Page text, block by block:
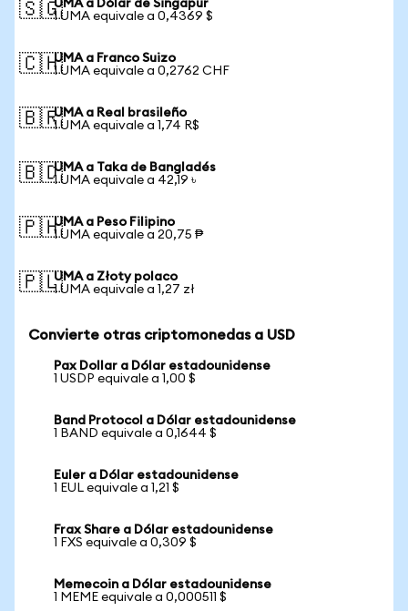
🇸🇬UMA a Dólar de Singapur
1 UMA equivale a 0,4369 $
🇨🇭UMA a Franco Suizo
1 UMA equivale a 0,2762 CHF
🇧🇷UMA a Real brasileño
1 UMA equivale a 1,74 R$
🇧🇩UMA a Taka de Bangladés
1 UMA equivale a 42,19 ৳
🇵🇭UMA a Peso Filipino
1 UMA equivale a 20,75 ₱
🇵🇱UMA a Złoty polaco
1 UMA equivale a 1,27 zł
Convierte otras criptomonedas a USD
Pax Dollar a Dólar estadounidense
1 USDP equivale a 1,00 $
Band Protocol a Dólar estadounidense
1 BAND equivale a 0,1644 $
Euler a Dólar estadounidense
1 EUL equivale a 1,21 $
Frax Share a Dólar estadounidense
1 FXS equivale a 0,309 $
Memecoin a Dólar estadounidense
1 MEME equivale a 0,000511 $